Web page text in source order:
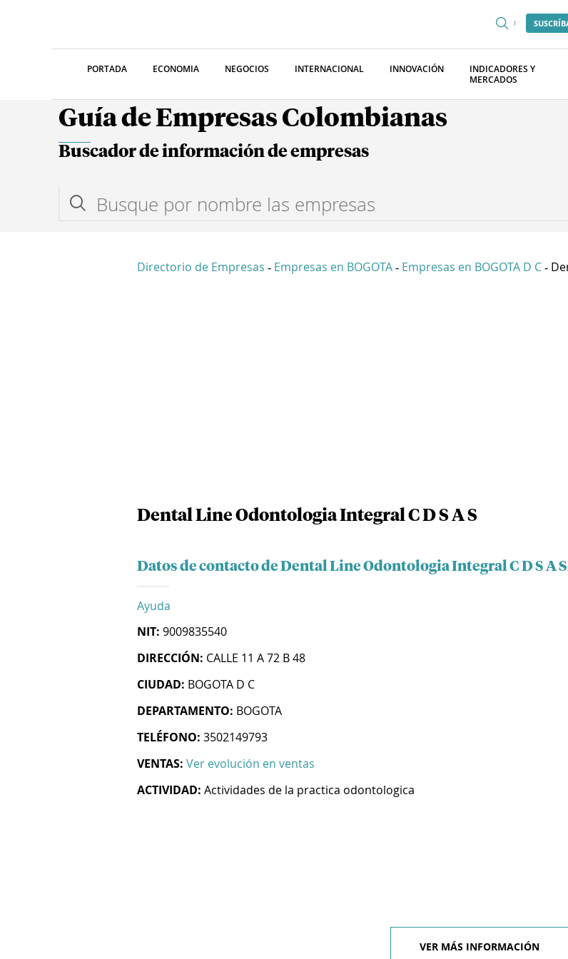
PORTADA ECONOMIA NEGOCIOS INTERNACIONAL INNOVACIÓN
INDICADORES Y
MERCADOS
Guía de Empresas Colombianas
Buscador de información de empresas
Directorio de Empresas - Empresas en BOGOTA - Empresas en BOGOTA D C -
Dental Line Odontologia Integral C D S A S
Datos de contacto de Dental Line Odontologia Integral C D S A S
Ayuda
NIT: 9009835540
DIRECCIÓN: CALLE 11 A 72 B 48
CIUDAD: BOGOTA D C
DEPARTAMENTO: BOGOTA
TELÉFONO: 3502149793
VENTAS: Ver evolución en ventas
ACTIVIDAD: Actividades de la practica odontologica
VER MÁS INFORMACIÓN